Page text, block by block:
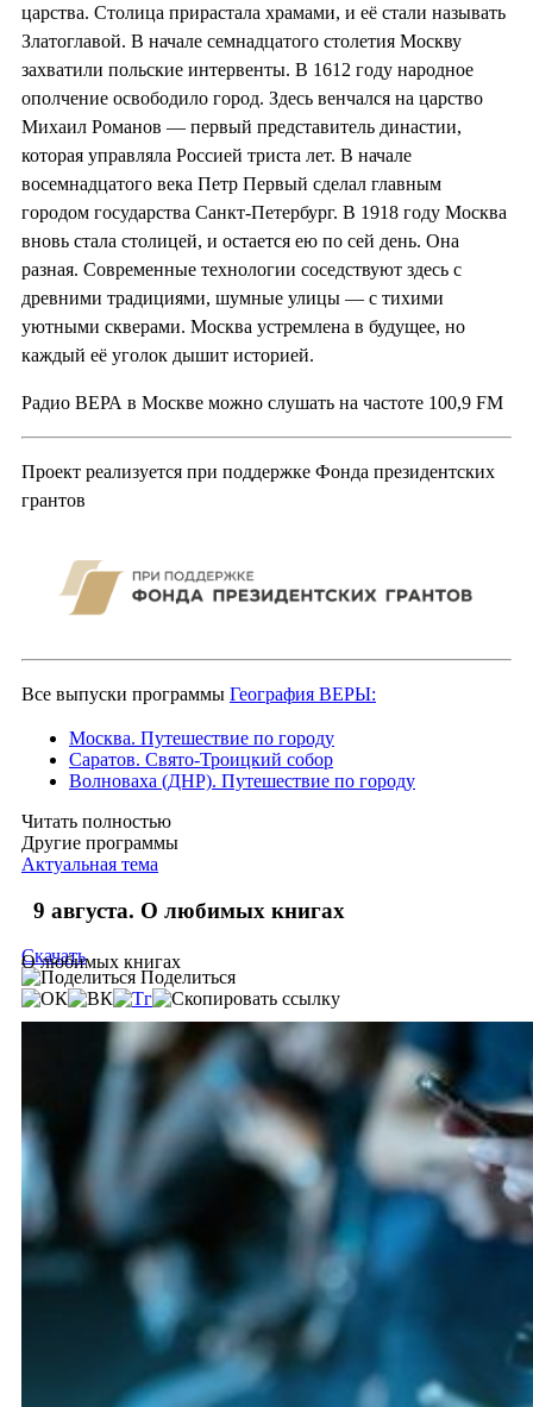
царства. Столица прирастала храмами, и её стали называть
Златоглавой. В начале семнадцатого столетия Москву
захватили польские интервенты. В 1612 году народное
ополчение освободило город. Здесь венчался на царство
Михаил Романов — первый представитель династии,
которая управляла Россией триста лет. В начале
восемнадцатого века Петр Первый сделал главным
городом государства Санкт-Петербург. В 1918 году Москва
вновь стала столицей, и остается ею по сей день. Она
разная. Современные технологии соседствуют здесь с
древними традициями, шумные улицы — с тихими
уютными скверами. Москва устремлена в будущее, но
каждый её уголок дышит историей.
Радио ВЕРА в Москве можно слушать на частоте 100,9 FM
Проект реализуется при поддержке Фонда президентских
грантов
Все выпуски программы География ВЕРЫ:
Москва. Путешествие по городу
Саратов. Свято-Троицкий собор
Волноваха (ДНР). Путешествие по городу
Читать полностью
Другие программы
Актуальная тема
9 августа. О любимых книгах
О любимых книгах
Скачать
Поделиться